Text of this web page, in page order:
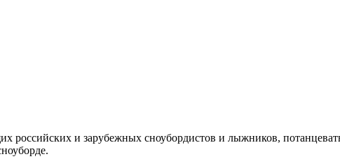
российских и зарубежных сноубордистов и лыжников,